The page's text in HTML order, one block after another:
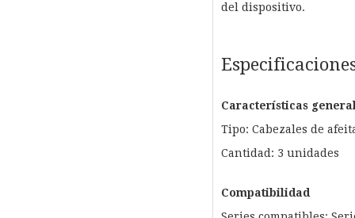
del dispositivo.
Características
Tipo: Cabezales de
Cantidad: 3 unidades
Compatibilidad